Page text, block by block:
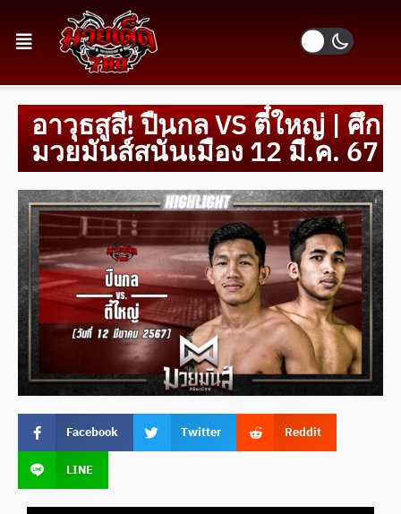
อาวุธสูสี! ปืนกล VS ตี๋ใหญ่ | ศึก
มวยมันส์สนั่นเมือง 12 มี.ค. 67
Facebook Twitter
Reddit
LINE